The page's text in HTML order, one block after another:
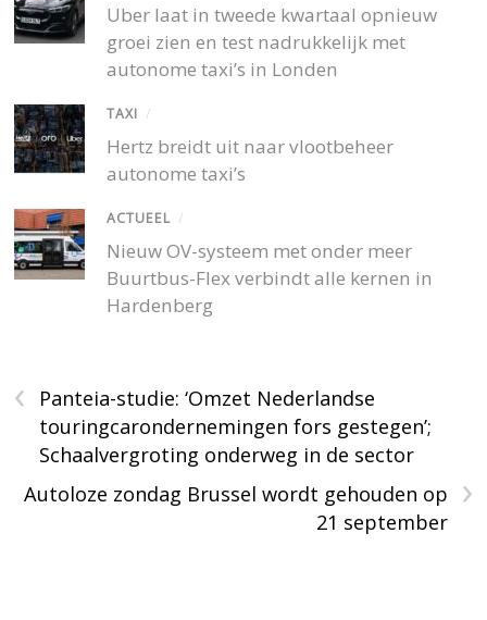
Uber laat in tweede kwartaal opnieuw
groei zien en test nadrukkelijk met
autonome taxi’s in Londen
TAXI /
Hertz breidt uit naar vlootbeheer
autonome taxi’s
ACTUEEL /
Nieuw OV-systeem met onder meer
Buurtbus-Flex verbindt alle kernen in
Hardenberg
‹
Panteia-studie: ‘Omzet Nederlandse
touringcarondernemingen fors gestegen’;
Schaalvergroting onderweg in de sector
›
Autoloze zondag Brussel wordt gehouden op
21 september